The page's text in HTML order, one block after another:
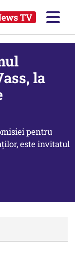
TV
la
pentru
este invitatul